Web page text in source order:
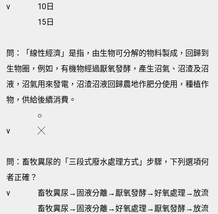
v
10日
15日
問：「線性經濟」是指，由生物可分解的物料製成，回歸到
生物圈，例如，有機物經過厭氧發酵，產生沼氣、沼渣及沼
液，沼氣用來發電，沼渣沼液回歸農地作肥分使用，種植作
物，供給後續消費。
○
v
╳
問：畜牧糞尿的「三段式廢水處理方式」步驟，下列選項何
者正確？
v
畜牧糞尿→固液分離→厭氧發酵→好氧處理→放流
畜牧糞尿→固液分離→好氧處理→厭氧發酵→放流